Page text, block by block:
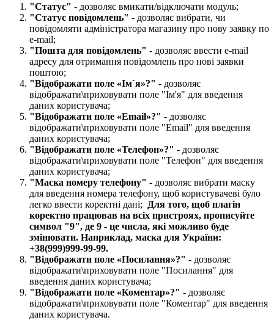
"Статус" - дозволяє вмикати/відключати модуль;
"Статус повідомлень" - дозволяє вибрати, чи
повідомляти адміністратора магазину про нову заявку по
e-mail;
"Пошта для повідомлень​" - дозволяє ввести e-mail
адресу для отримання повідомлень про нові заявки
поштою;
"Відображати поле «Ім`я»?​" - дозволяє
відображати\приховувати поле "Ім'я" для введення
даних користувача;
"Відображати поле «Email»?​" - дозволяє
відображати\приховувати поле "Email" для введення
даних користувача;
"Відображати поле «Телефон»?" - дозволяє
відображати\приховувати поле "Телефон" для введення
даних користувача;
"Маска номеру телефону​" - дозволяє вибрати маску
для введення номера телефону, щоб користувачеві було
легко ввести коректні дані;
Для того, щоб плагін
коректно працював на всіх пристроях, прописуйте
символ "9", де 9 - це числа, які можливо буде
змінювати. Наприклад, маска для України:
+38(999)999-99-99.
"Відображати поле «Посилання»?​" - дозволяє
відображати\приховувати поле "Посилання" для
введення даних користувача;
"Відображати поле «Коментар»?​" - дозволяє
відображати\приховувати поле "Коментар" для введення
даних користувача.